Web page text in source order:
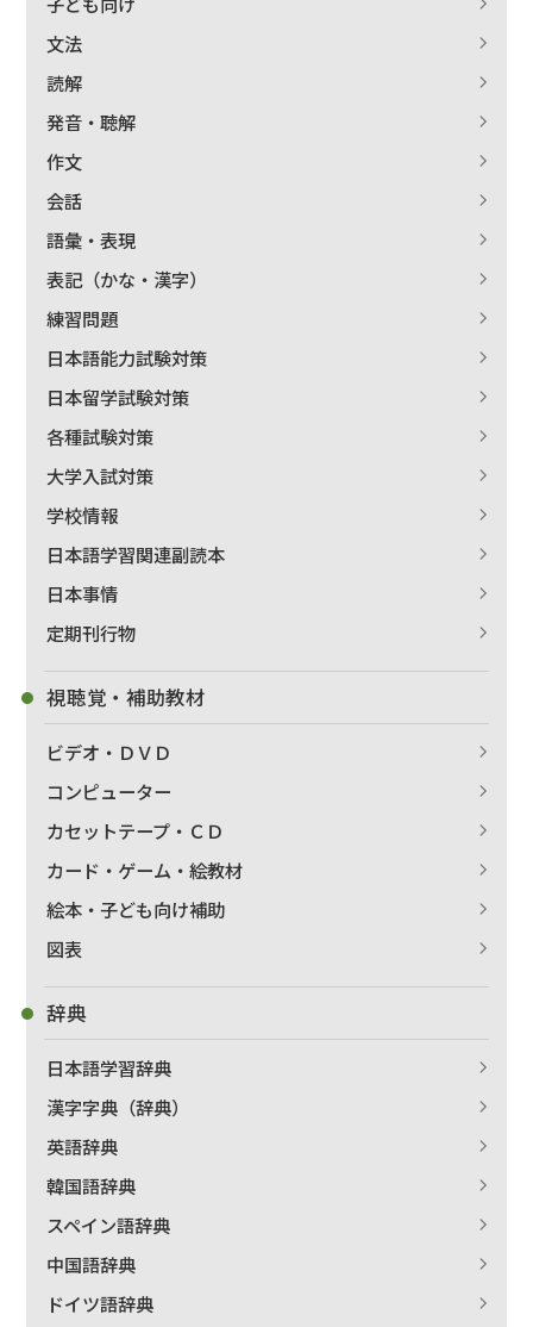
出版社名で絞り込む
著者名で絞り込む
文法
読解
発音・聴解
作文
会話
語彙・表現
表記（かな・漢字）
練習問題
日本語能力試験対策
日本留学試験対策
各種試験対策
大学入試対策
学校情報
日本語学習関連副読本
日本事情
定期刊行物
視聴覚・補助教材
ビデオ・ＤＶＤ
コンピューター
カセットテープ・ＣＤ
カード・ゲーム・絵教材
絵本・子ども向け補助
図表
辞典
日本語学習辞典
漢字字典（辞典）
英語辞典
韓国語辞典
スペイン語辞典
中国語辞典
ドイツ語辞典